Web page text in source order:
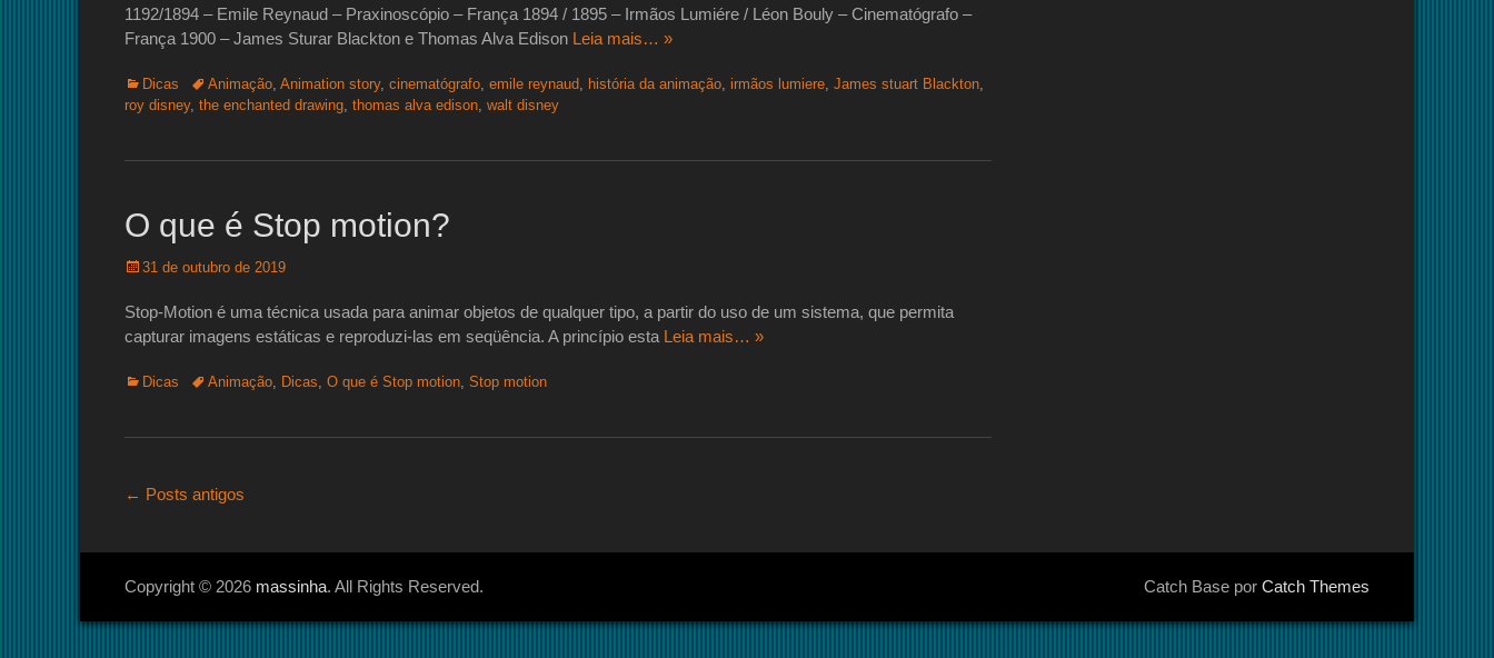
1192/1894 – Emile Reynaud – Praxinoscópio – França 1894 / 1895 – Irmãos Lumiére / Léon Bouly – Cinematógrafo –
França 1900 – James Sturar Blackton e Thomas Alva Edison Leia mais… »
Categorias:
Dicas Tags:Animação, Animation story, cinematógrafo, emile reynaud, história da animação, irmãos lumiere, James stuart Blackton,
roy disney, the enchanted drawing, thomas alva edison, walt disney
O que é Stop motion?
Posted
31 de outubro de 2019
Stop-Motion é uma técnica usada para animar objetos de qualquer tipo, a partir do uso de um sistema, que permita
capturar imagens estáticas e reproduzi-las em seqüência. A princípio esta Leia mais… »
Categorias:
Dicas Tags:Animação, Dicas, O que é Stop motion, Stop motion
Navegação
posts
← Posts antigos
Copyright © 2026 massinha. All Rights Reserved. Catch Base por Catch Themes